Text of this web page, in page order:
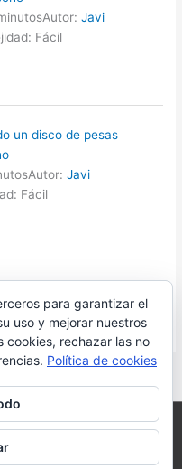
Autor: Javi
Fácil
un disco de pesas
Autor: Javi
Fácil
Online Academia.
para garantizar el
uso y mejorar nuestros
cookies, rechazar las no
Política de cookies